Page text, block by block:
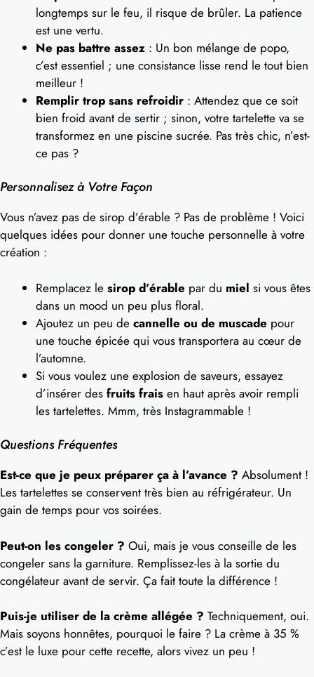
longtemps sur le feu, il risque de brûler. La patience
est une vertu.
Ne pas battre assez : Un bon mélange de popo,
c’est essentiel ; une consistance lisse rend le tout bien
meilleur !
Remplir trop sans refroidir : Attendez que ce soit
bien froid avant de sertir ; sinon, votre tartelette va se
transformez en une piscine sucrée. Pas très chic, n’est-
ce pas ?
Personnalisez à Votre Façon
Vous n’avez pas de sirop d’érable ? Pas de problème ! Voici
quelques idées pour donner une touche personnelle à votre
création :
Remplacez le sirop d’érable par du miel si vous êtes
dans un mood un peu plus floral.
Ajoutez un peu de cannelle ou de muscade pour
une touche épicée qui vous transportera au cœur de
l’automne.
Si vous voulez une explosion de saveurs, essayez
d’insérer des fruits frais en haut après avoir rempli
les tartelettes. Mmm, très Instagrammable !
Questions Fréquentes
Est-ce que je peux préparer ça à l’avance ? Absolument !
Les tartelettes se conservent très bien au réfrigérateur. Un
gain de temps pour vos soirées.
Peut-on les congeler ? Oui, mais je vous conseille de les
congeler sans la garniture. Remplissez-les à la sortie du
congélateur avant de servir. Ça fait toute la différence !
Puis-je utiliser de la crème allégée ? Techniquement, oui.
Mais soyons honnêtes, pourquoi le faire ? La crème à 35 %
c’est le luxe pour cette recette, alors vivez un peu !